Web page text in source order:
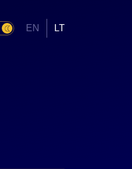
EN LT